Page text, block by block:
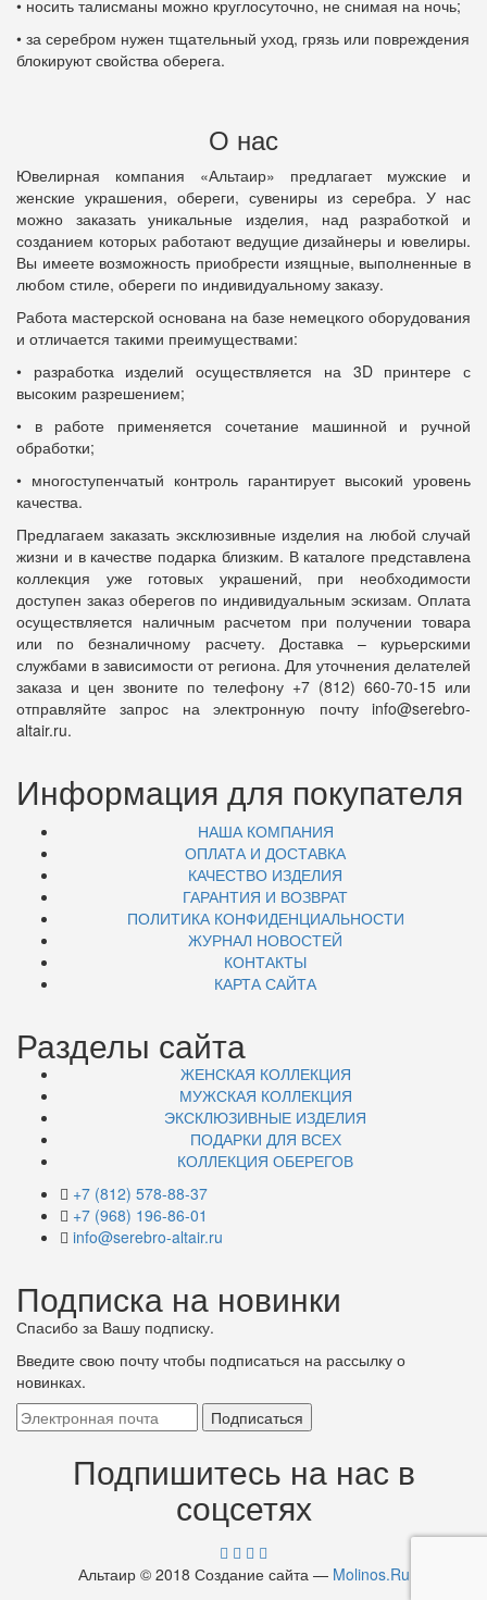
• носить талисманы можно круглосуточно, не снимая на ночь;
• за серебром нужен тщательный уход, грязь или повреждения
блокируют свойства оберега.
О нас
Ювелирная компания «Альтаир» предлагает мужские и
женские украшения, обереги, сувениры из серебра. У нас
можно заказать уникальные изделия, над разработкой и
созданием которых работают ведущие дизайнеры и ювелиры.
Вы имеете возможность приобрести изящные, выполненные в
любом стиле, обереги по индивидуальному заказу.
Работа мастерской основана на базе немецкого оборудования
и отличается такими преимуществами:
• разработка изделий осуществляется на 3D принтере с
высоким разрешением;
• в работе применяется сочетание машинной и ручной
обработки;
• многоступенчатый контроль гарантирует высокий уровень
качества.
Предлагаем заказать эксклюзивные изделия на любой случай
жизни и в качестве подарка близким. В каталоге представлена
коллекция уже готовых украшений, при необходимости
доступен заказ оберегов по индивидуальным эскизам. Оплата
осуществляется наличным расчетом при получении товара
или по безналичному расчету. Доставка – курьерскими
службами в зависимости от региона. Для уточнения делателей
заказа и цен звоните по телефону +7 (812) 660-70-15 или
отправляйте запрос на электронную почту info@serebro-
altair.ru.
Информация для покупателя
НАША КОМПАНИЯ
ОПЛАТА И ДОСТАВКА
КАЧЕСТВО ИЗДЕЛИЯ
ГАРАНТИЯ И ВОЗВРАТ
ПОЛИТИКА КОНФИДЕНЦИАЛЬНОСТИ
ЖУРНАЛ НОВОСТЕЙ
КОНТАКТЫ
КАРТА САЙТА
Разделы сайта
ЖЕНСКАЯ КОЛЛЕКЦИЯ
МУЖСКАЯ КОЛЛЕКЦИЯ
ЭКСКЛЮЗИВНЫЕ ИЗДЕЛИЯ
ПОДАРКИ ДЛЯ ВСЕХ
КОЛЛЕКЦИЯ ОБЕРЕГОВ
+7 (812) 578-88-37
+7 (968) 196-86-01
info@serebro-altair.ru
Подписка на новинки
Спасибо за Вашу подписку.
Введите свою почту чтобы подписаться на рассылку о
новинках.
Подпишитесь на нас в
соцсетях
Альтаир © 2018 Создание сайта — Molinos.Ru